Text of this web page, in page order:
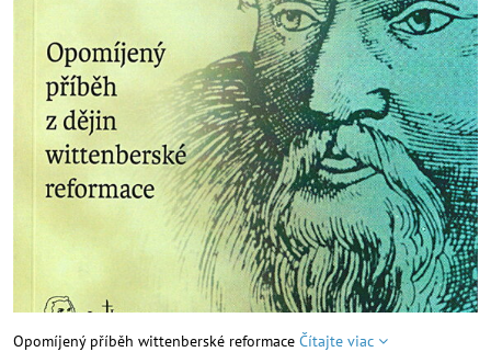
Opomíjený příběh wittenberské reformace Čítajte viac